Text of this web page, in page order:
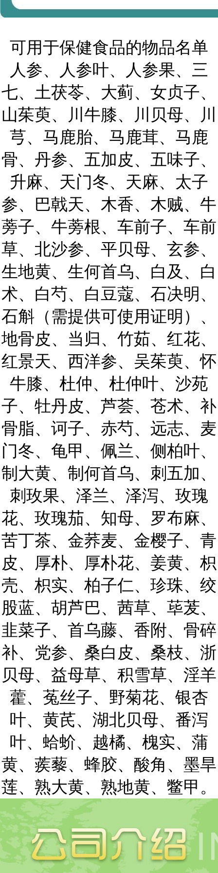
可用于保健食品的物品名单
人参、人参叶、人参果、三
七、土茯苓、大蓟、女贞子、
山茱萸、川牛膝、川贝母、川
芎、马鹿胎、马鹿茸、马鹿
骨、丹参、五加皮、五味子、
升麻、天门冬、天麻、太子
参、巴戟天、木香、木贼、牛
蒡子、牛蒡根、车前子、车前
草、北沙参、平贝母、玄参、
生地黄、生何首乌、白及、白
术、白芍、白豆蔻、石决明、
石斛（需提供可使用证明）、
地骨皮、当归、竹茹、红花、
红景天、西洋参、吴茱萸、怀
牛膝、杜仲、杜仲叶、沙苑
子、牡丹皮、芦荟、苍术、补
骨脂、诃子、赤芍、远志、麦
门冬、龟甲、佩兰、侧柏叶、
制大黄、制何首乌、刺五加、
刺玫果、泽兰、泽泻、玫瑰
花、玫瑰茄、知母、罗布麻、
苦丁茶、金荞麦、金樱子、青
皮、厚朴、厚朴花、姜黄、枳
壳、枳实、柏子仁、珍珠、绞
股蓝、胡芦巴、茜草、荜茇、
韭菜子、首乌藤、香附、骨碎
补、党参、桑白皮、桑枝、浙
贝母、益母草、积雪草、淫羊
藿、菟丝子、野菊花、银杏
叶、黄芪、湖北贝母、番泻
叶、蛤蚧、越橘、槐实、蒲
黄、蒺藜、蜂胶、酸角、墨旱
莲、熟大黄、熟地黄、鳖甲。